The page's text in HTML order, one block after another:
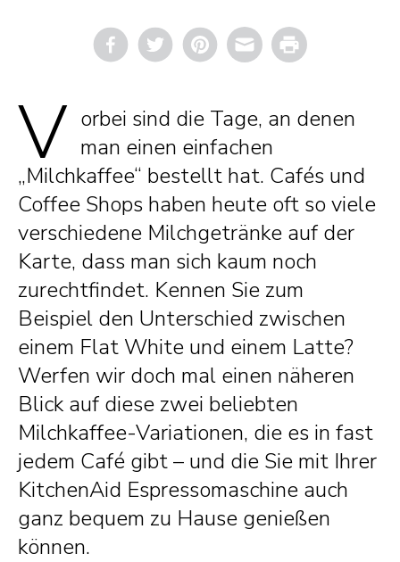
Email Print
V orbei sind die Tage, an denen
man einen einfachen
„Milchkaffee“ bestellt hat. Cafés und
Coffee Shops haben heute oft so viele
verschiedene Milchgetränke auf der
Karte, dass man sich kaum noch
zurechtfindet. Kennen Sie zum
Beispiel den Unterschied zwischen
einem Flat White und einem Latte?
Werfen wir doch mal einen näheren
Blick auf diese zwei beliebten
Milchkaffee-Variationen, die es in fast
jedem Café gibt – und die Sie mit Ihrer
KitchenAid Espressomaschine auch
ganz bequem zu Hause genießen
können.